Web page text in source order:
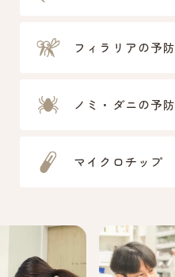
フィラリアの予防
ノミ・ダニの予防
マイクロチップ